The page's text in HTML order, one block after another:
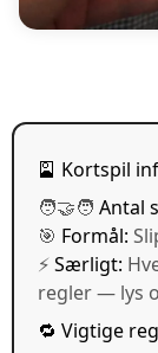
🎴 Kortspil
🧑‍🤝‍🧑 Antal
🎯 Formål:
⚡Særligt:
regler — lys
🔁 Vigtige